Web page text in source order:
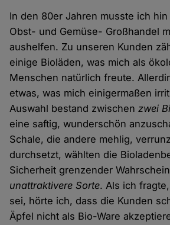
In den 80er Jahren musste ich
Obst- und Gemüse- Großhandel
aushelfen. Zu unseren Kunden
einige Bioläden, was mich als
Menschen natürlich freute.
etwas, was mich einigermaßen
Auswahl bestand zwischenzwei
eine saftig, wunderschön
Schale, die andere mehlig,
durchsetzt, wählten die
Sicherheit grenzender
unattraktivere Sorte. Als ich
sei, hörte ich, dass die Kunden
Äpfel nicht als Bio-Ware